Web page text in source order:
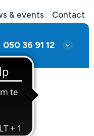
& events Contact
050 36 91 12